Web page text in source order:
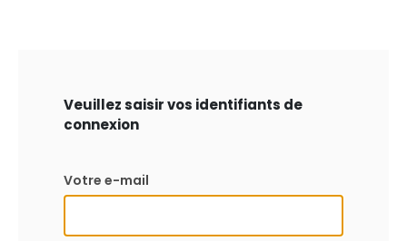
Veuillez saisir vos identifiants de
connexion
Votre e-mail